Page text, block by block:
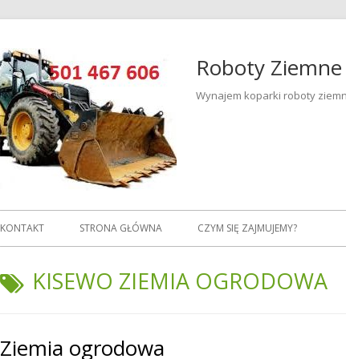
Roboty
Wynajem koparki roboty
Menu
KONTAKT STRONA GŁÓWNA CZYM SIĘ ZAJMUJEMY?
TAGI:
KISEWO ZIEMIA OGRODOWA
Ziemia ogrodowa